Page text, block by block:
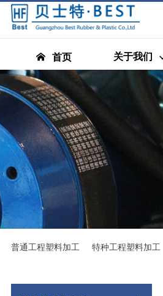
首页 关于我们
普通工程塑料加工 特种工程塑料加工